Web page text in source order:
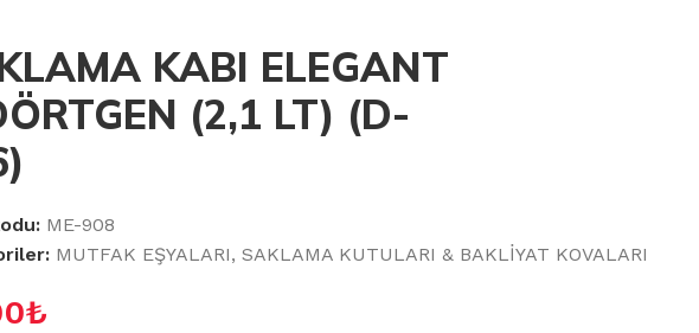
KABI ELEGANT
(2,1 LT) (D-
ME-908
MUTFAK EŞYALARI, SAKLAMA KUTULARI & BAKLİYAT KOVALARI
₺